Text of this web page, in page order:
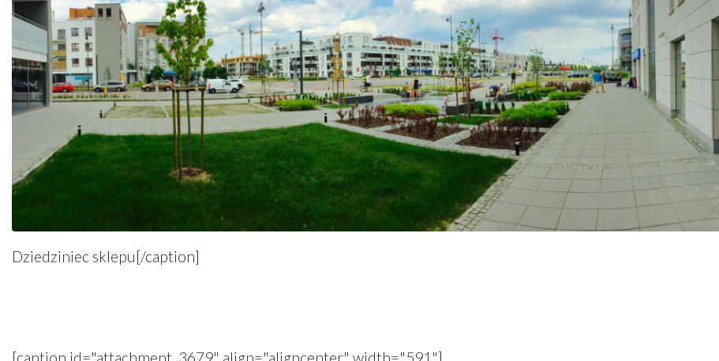
Dziedziniec sklepu[/caption]
[caption id="attachment_3679" align="aligncenter" width="591"]